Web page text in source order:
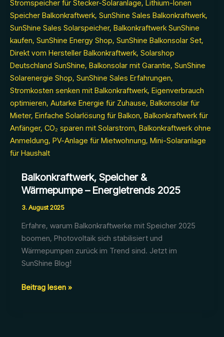
Balkonkraftwerk, Speicher &
Wärmepumpe – Energietrends 2025
3. August 2025
Erfahre, warum Balkonkraftwerke mit Speicher 2025
boomen, Photovoltaik sich stabilisiert und
Wärmepumpen zurück im Trend sind. Jetzt im
SunShine Blog!
Balkonkraftwerk,
Beitrag lesen »